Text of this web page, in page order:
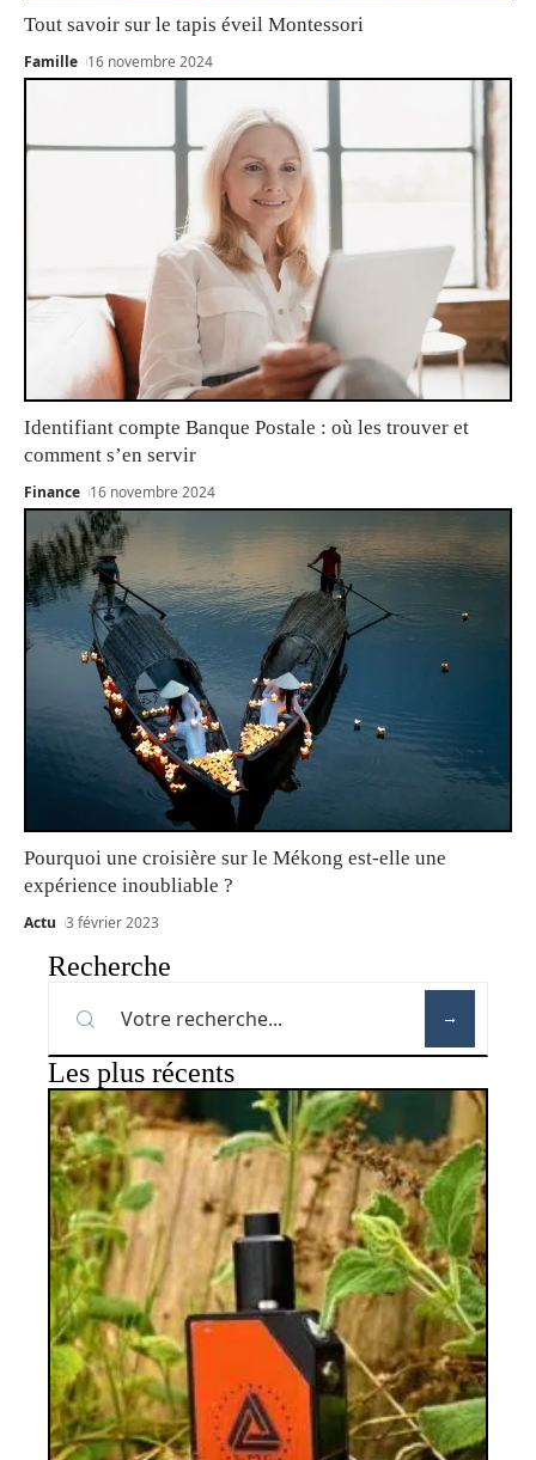
Tout savoir sur le tapis éveil Montessori
Famille 16 novembre 2024
Identifiant compte Banque Postale : où les trouver et
comment s’en servir
Finance 16 novembre 2024
Pourquoi une croisière sur le Mékong est-elle une
expérience inoubliable ?
Actu 3 février 2023
Recherche
Les plus récents